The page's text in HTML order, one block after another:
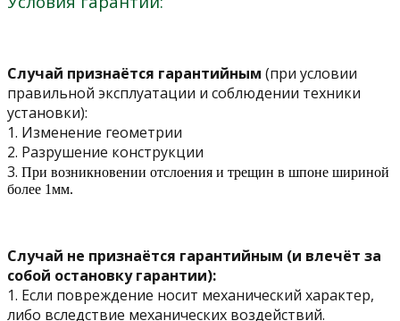
Случай признаётся гарантийным (при условии
правильной эксплуатации и соблюдении техники
установки):
1. Изменение геометрии
2. Разрушение конструкции
3. При возникновении отслоения и трещин в шпоне шириной
более 1мм.
Случай не признаётся гарантийным (и влечёт за
собой остановку гарантии):
1. Если повреждение носит механический характер,
либо вследствие механических воздействий.